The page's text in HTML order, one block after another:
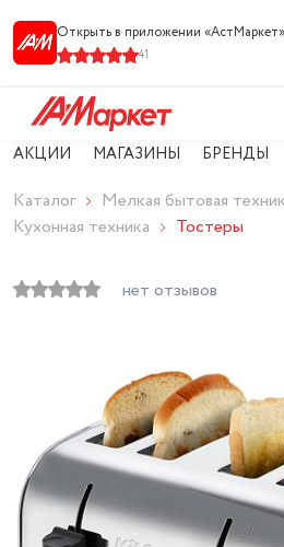
Открыть в приложении «АстМарке‪т‬»
41
АКЦИИ МАГАЗИНЫ БРЕНДЫ
Каталог
Мелкая бытовая
Кухонная техника
Тостеры
нет отзывов